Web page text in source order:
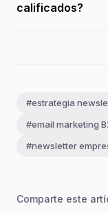
calificados?
#estrategia
#email marketing
#newsletter
Comparte este